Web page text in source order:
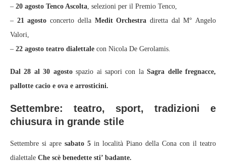
– 20 agosto Tenco Ascolta , selezioni per il Premio Tenco,
– 21 agosto concerto della Medit Orchestra diretta dal M° Angelo
Valori,
– 22 agosto teatro dialettale con Nicola De Gerolamis.
Dal 28 al 30 agostospazio ai sapori con laSagra delle fregnacce,
pallotte cacio e ova e arrosticini.
Settembre: teatro, sport, tradizioni e
chiusura in grande stile
Settembre si apre sabato 5 in località Piano della Cona con il teatro
dialettale Che scè benedette sti’ badante.